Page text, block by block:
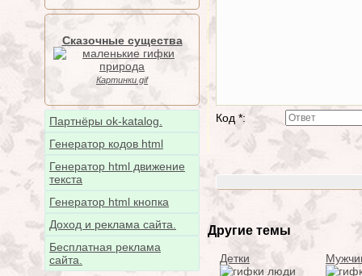
Сказочные существа
Картинки gif
Партнёры ok-katalog.
Генератор кодов html
Генератор html движение
текста
Генератор html кнопка
Доход и реклама сайта.
Бесплатная реклама
сайта.
Код *:
Другие темы
Детки